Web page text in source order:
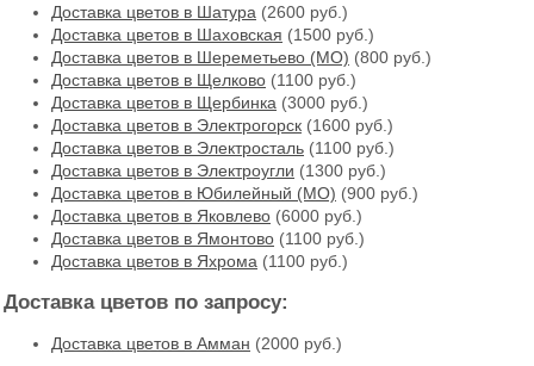
Доставка цветов в Шатура (2600 руб.)
Доставка цветов в Шаховская (1500 руб.)
Доставка цветов в Шереметьево (МО) (800 руб.)
Доставка цветов в Щелково (1100 руб.)
Доставка цветов в Щербинка (3000 руб.)
Доставка цветов в Электрогорск (1600 руб.)
Доставка цветов в Электросталь (1100 руб.)
Доставка цветов в Электроугли (1300 руб.)
Доставка цветов в Юбилейный (МО) (900 руб.)
Доставка цветов в Яковлево (6000 руб.)
Доставка цветов в Ямонтово (1100 руб.)
Доставка цветов в Яхрома (1100 руб.)
Доставка цветов по запросу:
Доставка цветов в Амман (2000 руб.)